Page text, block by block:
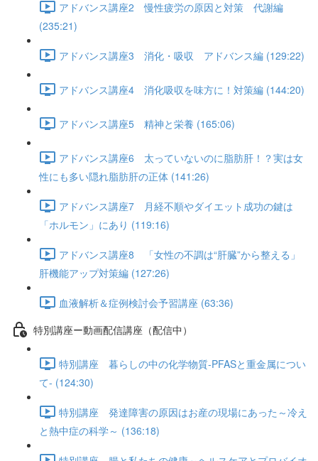
アドバンス講座2 慢性疲労の原因と対策 代謝編
(235:21)
アドバンス講座3 消化・吸収 アドバンス編 (129:22)
アドバンス講座4 消化吸収を味方に！対策編 (144:20)
アドバンス講座5 精神と栄養 (165:06)
アドバンス講座6 太っていないのに脂肪肝！？実は女
性にも多い隠れ脂肪肝の正体 (141:26)
アドバンス講座7 月経不順やダイエット成功の鍵は
「ホルモン」にあり (119:16)
アドバンス講座8 「女性の不調は“肝臓”から整える」
肝機能アップ対策編 (127:26)
血液解析＆症例検討会予習講座 (63:36)
特別講座ー動画配信講座（配信中）
特別講座 暮らしの中の化学物質-PFASと重金属につい
て- (124:30)
特別講座 発達障害の原因はお産の現場にあった～冷え
と熱中症の科学～ (136:18)